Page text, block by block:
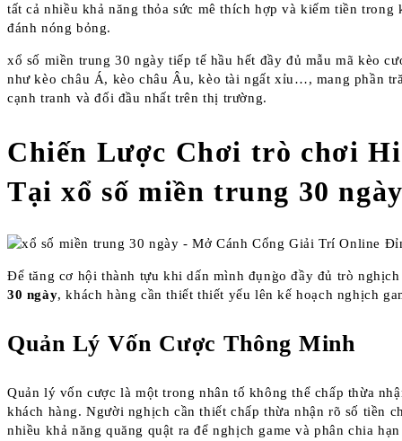
tất cả nhiều khả năng thỏa sức mê thích hợp và kiếm tiền trong
đánh nóng bỏng.
xổ số miền trung 30 ngày tiếp tế hầu hết đầy đủ mẫu mã kèo
như kèo châu Á, kèo châu Âu, kèo tài ngất xỉu…, mang phần
cạnh tranh và đối đầu nhất trên thị trường.
Chiến Lược Chơi trò chơi
Tại xổ số miền trung 30
Để tăng cơ hội thành tựu khi dấn mình đụng̀o đầy đủ trò
30 ngày, khách hàng cần thiết thiết yếu lên kế hoạch nghịch
Quản Lý Vốn Cược Thông Minh
Quản lý vốn cược là một trong nhân tố không thể chấp thừa
khách hàng. Người nghịch cần thiết chấp thừa nhận rõ số tiền
nhiều khả năng quăng quật ra để nghịch game và phân chia